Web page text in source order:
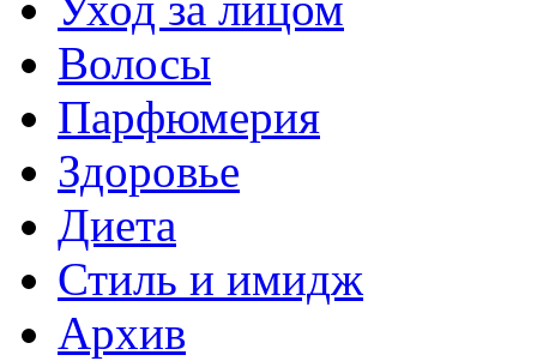
Волосы
Парфюмерия
Здоровье
Диета
Стиль и имидж
Архив